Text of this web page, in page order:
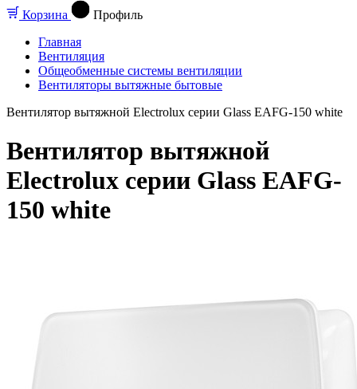
Корзина
Профиль
Главная
Вентиляция
Общеобменные системы вентиляции
Вентиляторы вытяжные бытовые
Вентилятор вытяжной Electrolux серии Glass EAFG-150 white
Вентилятор вытяжной
Electrolux серии Glass EAFG-
150 white